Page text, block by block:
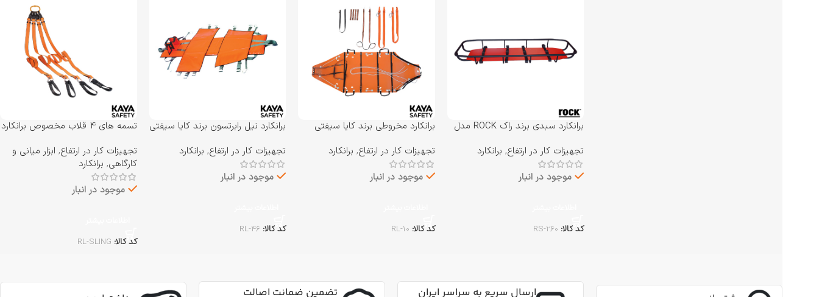
برانکارد سبدی برند راک ROCK مدل
تجهیزات کار در ارتفاع, برانکارد
موجود در انبار
کد کالا: RS-260
برانکارد مخروطی برند کایا سیفتی
تجهیزات کار در ارتفاع, برانکارد
موجود در انبار
کد کالا: RL-10
برانکارد نیل رابرتسون برند کایا سیفتی
تجهیزات کار در ارتفاع, برانکارد
موجود در انبار
کد کالا: RL-46
تسمه های 4 قلاب مخصوص برانکارد
SAFETY مدل RL-SLING
تجهیزات کار در ارتفاع, ابزار میانی و
کارگاهی, برانکارد
موجود در انبار
کد کالا: RL-SLING
ارسال سریع به سراسر ایران تضمین ضمانت اصالت